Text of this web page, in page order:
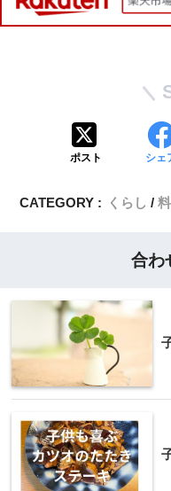
ポスト シェ
CATEGORY : くらし
合わ